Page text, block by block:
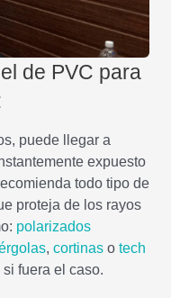
de PVC para
puede llegar a
expuesto
todo tipo de
proteja de los rayos
polarizados
, cortinas o tech
si fuera el caso.